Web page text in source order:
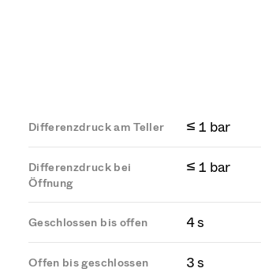
Differenzdruck am Teller ≤ 1 bar
Differenzdruck bei
Öffnung
≤ 1 bar
Geschlossen bis offen 4 s
Offen bis geschlossen 3 s